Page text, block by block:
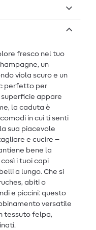
fresco nel tuo
un
viola scuro e un
perfetto per
appare
la caduta è
in cui ti senti
sua piacevole
e cucire –
bene la
i tuoi capi
a lungo. Che si
abiti o
e piccini: questo
versatile
tessuto felpa,